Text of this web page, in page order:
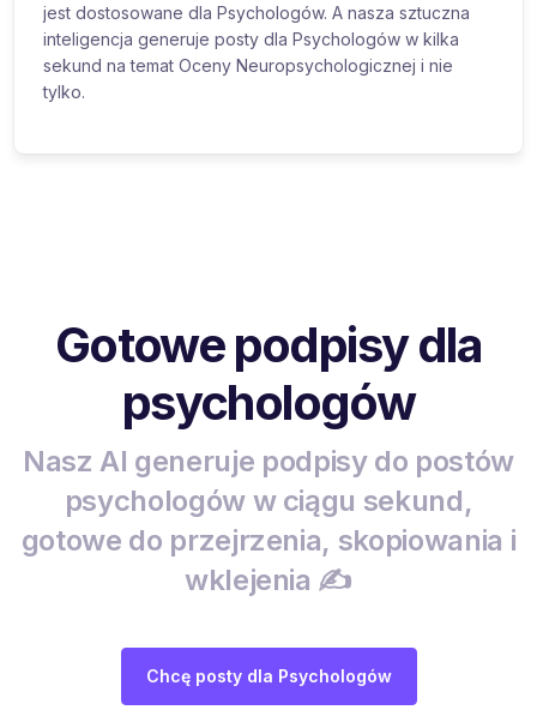
jest dostosowane dla Psychologów. A nasza sztuczna
inteligencja generuje posty dla Psychologów w kilka
sekund na temat Oceny Neuropsychologicznej i nie
tylko.
Gotowe podpisy dla
psychologów
Nasz AI generuje podpisy do postów
psychologów w ciągu sekund,
gotowe do przejrzenia, skopiowania i
wklejenia ✍️
Chcę posty dla Psychologów